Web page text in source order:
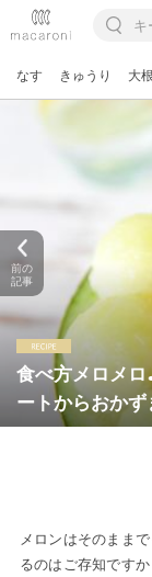
なす きゅうり 大根
食べ方メロメ
ートからおかず
前の
記事
メロンはそのまま
るのはご存知です